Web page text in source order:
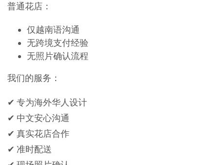
普通花店：
仅越南语沟通
无跨境支付经验
无照片确认流程
我们的服务：
✔ 专为海外华人设计
✔ 中文安心沟通
✔ 真实花店合作
✔ 准时配送